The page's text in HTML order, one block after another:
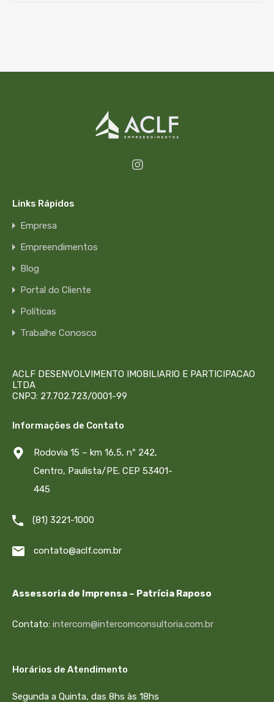
Links Rápidos
Empresa
Empreendimentos
Blog
Portal do Cliente
Políticas
Trabalhe Conosco
ACLF DESENVOLVIMENTO IMOBILIARIO E PARTICIPACAO
LTDA
CNPJ: 27.702.723/0001-99
Informações de Contato
Rodovia 15 – km 16,5, nº 242,
Centro, Paulista/PE. CEP 53401-
445
(81) 3221-1000
contato@aclf.com.br
Assessoria de Imprensa – Patrícia Raposo
Contato: intercom@intercomconsultoria.com.br
Horários de Atendimento
Segunda a Quinta, das 8hs às 18hs